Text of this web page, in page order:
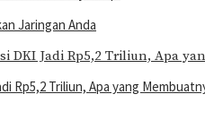
Jaringan Anda
Rp5,2 Triliun, Apa yang